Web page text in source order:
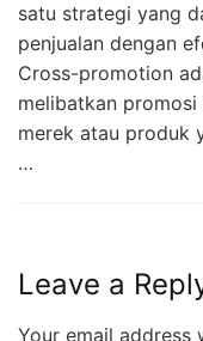
satu strategi yang
penjualan dengan
Cross-promotion
melibatkan
merek atau produk
…
Leave a
Your email address